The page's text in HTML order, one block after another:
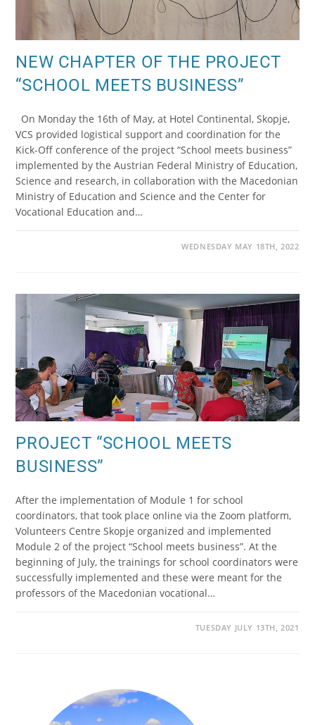
NEW CHAPTER OF THE PROJECT
“SCHOOL MEETS BUSINESS”
On Monday the 16th of May, at Hotel Continental, Skopje,
VCS provided logistical support and coordination for the
Kick-Off conference of the project “School meets business”
implemented by the Austrian Federal Ministry of Education,
Science and research, in collaboration with the Macedonian
Ministry of Education and Science and the Center for
Vocational Education and…
WEDNESDAY MAY 18TH, 2022
PROJECT “SCHOOL MEETS
BUSINESS”
After the implementation of Module 1 for school
coordinators, that took place online via the Zoom platform,
Volunteers Centre Skopje organized and implemented
Module 2 of the project “School meets business”. At the
beginning of July, the trainings for school coordinators were
successfully implemented and these were meant for the
professors of the Macedonian vocational…
TUESDAY JULY 13TH, 2021